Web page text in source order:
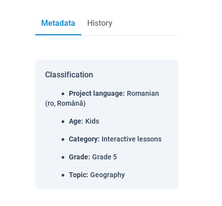
Metadata History
Classification
Project language: Romanian
(ro, Română)
Age: Kids
Category: Interactive lessons
Grade: Grade 5
Topic: Geography